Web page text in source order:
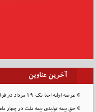
آخرین عناوین
عرضه اولیه احیا یک ۱۹ مرداد در فرابورس